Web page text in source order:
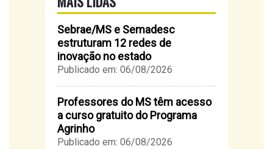
Sebrae/MS e Semadesc
estruturam 12 redes de
inovação no estado
Publicado em: 06/08/2026
Professores do MS têm acesso
a curso gratuito do Programa
Agrinho
Publicado em: 06/08/2026